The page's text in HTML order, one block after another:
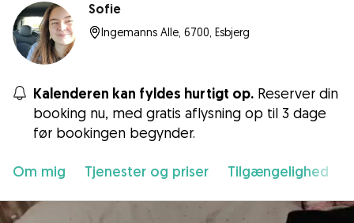
Sofie
Ingemanns Alle, 6700, Esbjerg
Kalenderen kan fyldes hurtigt op. Reserver din
booking nu, med gratis aflysning op til 3 dage
før bookingen begynder.
Om mig Tjenester og priser Tilgængelighed